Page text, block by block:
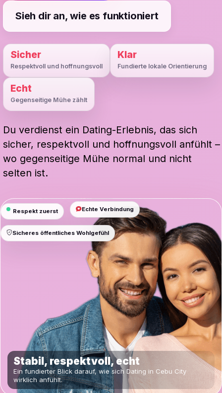
Sieh dir an, wie es funktioniert
Sicher
Respektvoll und hoffnungsvoll
Klar
Fundierte lokale Orientierung
Echt
Gegenseitige Mühe zählt
Du verdienst ein Dating-Erlebnis, das sich
sicher, respektvoll und hoffnungsvoll anfühlt –
wo gegenseitige Mühe normal und nicht
selten ist.
Respekt zuerst Echte Verbindung
Sicheres öffentliches Wohlgefühl
Stabil, respektvoll, echt
Ein fundierter Blick darauf, wie sich Dating in Cebu City
wirklich anfühlt.